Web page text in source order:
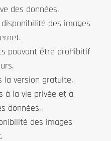
des données.
des images
pouvant être prohibitif
la version gratuite.
à la vie privée et à
données.
des images